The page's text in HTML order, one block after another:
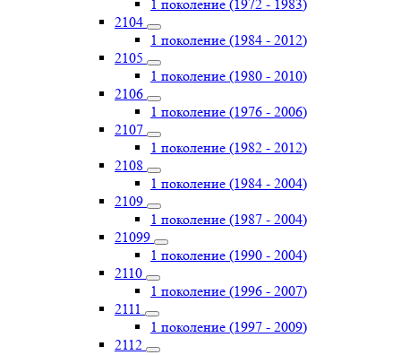
1 поколение (1972 - 1983)
2104
1 поколение (1984 - 2012)
2105
1 поколение (1980 - 2010)
2106
1 поколение (1976 - 2006)
2107
1 поколение (1982 - 2012)
2108
1 поколение (1984 - 2004)
2109
1 поколение (1987 - 2004)
21099
1 поколение (1990 - 2004)
2110
1 поколение (1996 - 2007)
2111
1 поколение (1997 - 2009)
2112